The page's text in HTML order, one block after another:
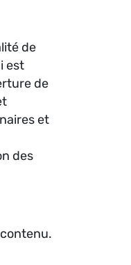
de
est
de
et
des
contenu.